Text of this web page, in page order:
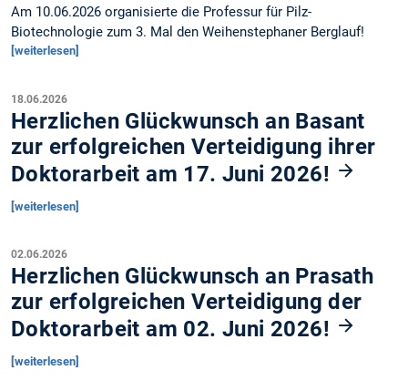
Am 10.06.2026 organisierte die Professur für Pilz-
Biotechnologie zum 3. Mal den Weihenstephaner Berglauf!
[weiterlesen]
18.06.2026
Herzlichen Glückwunsch an Basant
zur erfolgreichen Verteidigung ihrer
Doktorarbeit am 17. Juni 2026!
[weiterlesen]
02.06.2026
Herzlichen Glückwunsch an Prasath
zur erfolgreichen Verteidigung der
Doktorarbeit am 02. Juni 2026!
[weiterlesen]